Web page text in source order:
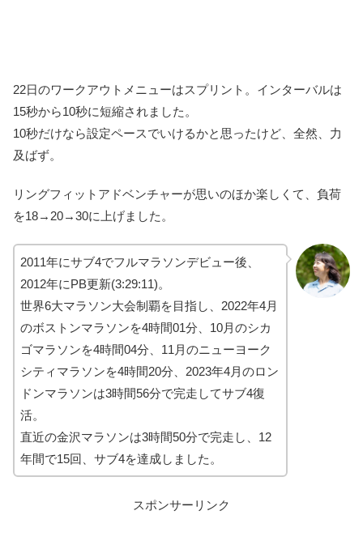
22日のワークアウトメニューはスプリント。インターバルは
15秒から10秒に短縮されました。
10秒だけなら設定ペースでいけるかと思ったけど、全然、力
及ばず。
リングフィットアドベンチャーが思いのほか楽しくて、負荷
を18→20→30に上げました。
2011年にサブ4でフルマラソンデビュー後、
2012年にPB更新(3:29:11)。
世界6大マラソン大会制覇を目指し、2022年4月
のボストンマラソンを4時間01分、10月のシカ
ゴマラソンを4時間04分、11月のニューヨーク
シティマラソンを4時間20分、2023年4月のロン
ドンマラソンは3時間56分で完走してサブ4復
活。
直近の金沢マラソンは3時間50分で完走し、12
年間で15回、サブ4を達成しました。
スポンサーリンク